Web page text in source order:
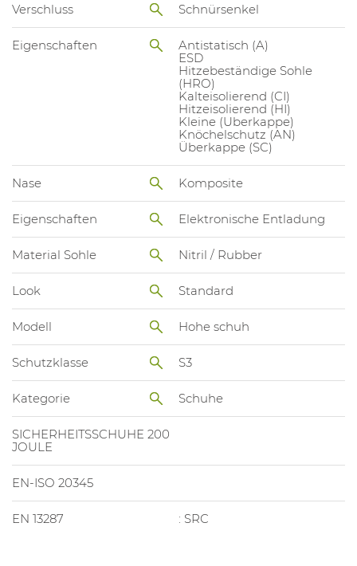
Verschluss Schnürsenkel
Eigenschaften
Antistatisch (A)
ESD
Hitzebeständige Sohle
(HRO)
Kalteisolierend (CI)
Hitzeisolierend (HI)
Kleine (Uberkappe)
Knöchelschutz (AN)
Überkappe (SC)
Nase Komposite
Eigenschaften Elektronische Entladung
Material Sohle Nitril / Rubber
Look Standard
Modell Hohe schuh
Schutzklasse S3
Kategorie Schuhe
SICHERHEITSSCHUHE 200
JOULE
EN-ISO 20345
EN 13287 : SRC